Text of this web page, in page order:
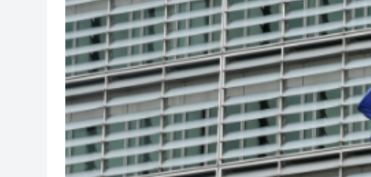
瑞銀﹕若燃油價格長時間
陳茂波：信託業是重要基
澳大利亞總理批美關稅措
新西蘭少數議員竄台 中方